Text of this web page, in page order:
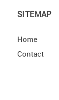
SITEMAP
Home
Contact